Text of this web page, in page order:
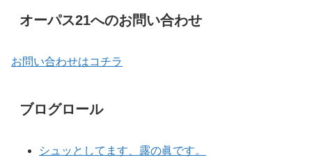
オーパス21へのお問い合わせ
お問い合わせはコチラ
ブログロール
シュッとしてます、露の眞です。